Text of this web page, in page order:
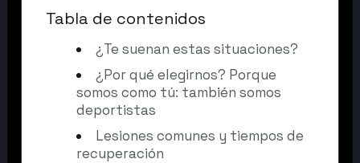
Tabla de contenidos
¿Te suenan estas situaciones?
¿Por qué elegirnos? Porque
somos como tú: también somos
deportistas
Lesiones comunes y tiempos de
recuperación